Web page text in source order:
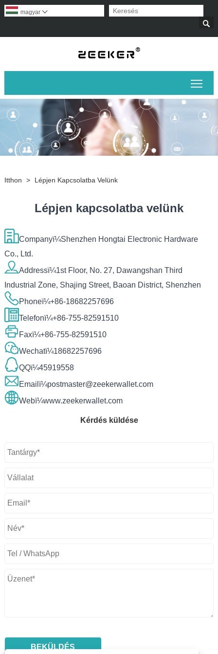

magyar 
Itthon > Lépjen Kapcsolatba Velünk
Lépjen kapcsolatba velünk
Companyï¼Shenzhen Hongtai Electronic Hardware
Co., Ltd.
Addressï¼1st Floor, No. 27, Dawangshan Third
Industrial Zone, Shajing Street, Baoan District, Shenzhen
Phoneï¼+86-18682257696
Telefonï¼+86-755-82591510
Faxï¼+86-755-82591510
Wechatï¼18682257696
QQï¼45919558
Emailï¼postmaster@zeekerwallet.com
Webï¼www.zeekerwallet.com
Kérdés küldése